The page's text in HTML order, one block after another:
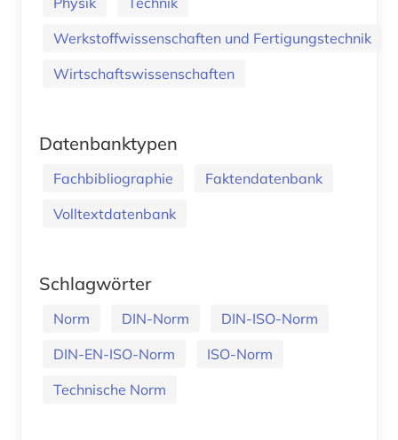
Werkstoffwissenschaften und Fertigungstechnik
Wirtschaftswissenschaften
Datenbanktypen
Fachbibliographie
Faktendatenbank
Volltextdatenbank
Schlagwörter
Norm DIN-Norm
DIN-ISO-Norm
DIN-EN-ISO-Norm
ISO-Norm
Technische Norm